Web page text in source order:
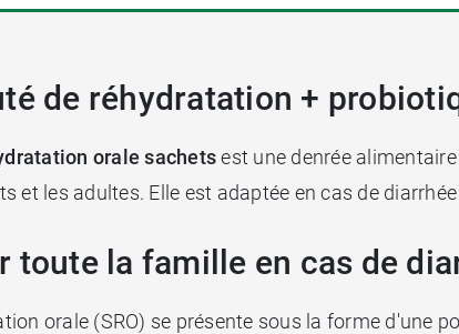
de réhydratation +
orale sachetsest une denrée
et les adultes. Elle est adaptée en cas de
toute la famille en cas de
orale (SRO) se présente sous la forme d'une